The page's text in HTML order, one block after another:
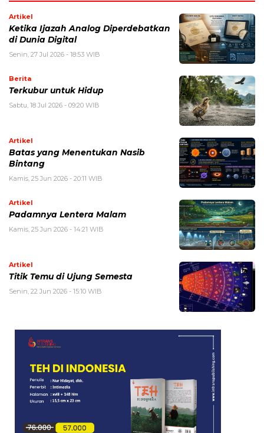
Artikel
Ketika Ijazah Analog Diperdebatkan
di Dunia Digital
Senin, 27 Jul 2026 - 18:53 WIB
Berita
Terkubur untuk Hidup
Sabtu, 18 Jul 2026 - 09:20 WIB
Artikel
Batas yang Menentukan Nasib
Bintang
Kamis, 25 Jun 2026 - 20:11 WIB
Artikel
Padamnya Lentera Malam
Kamis, 25 Jun 2026 - 14:21 WIB
Artikel
Titik Temu di Ujung Semesta
Senin, 22 Jun 2026 - 15:10 WIB